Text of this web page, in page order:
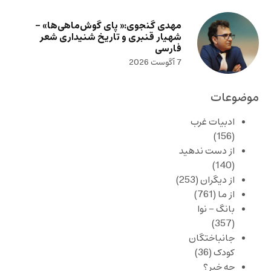
مهدی گنجوی:« پای گوش‌ماهی‌ها» –
شهیار قنبری و تاریخ شنیداری شعر
فارسی
7 آگوست 2026
موضوعات
ادبیات غرب
(156)
از دست ندهید
(140)
از دیگران(253)
از ما (761)
بانگ – نوا
(357)
جانباختگان
کودک(36)
چه خبر؟